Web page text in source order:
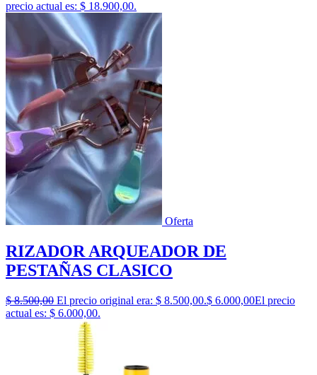
precio actual es: $ 18.900,00.
Oferta
RIZADOR ARQUEADOR DE
PESTAÑAS CLASICO
$8.500,00 El precio original era: $ 8.500,00.$ 6.000,00El precio
actual es: $ 6.000,00.